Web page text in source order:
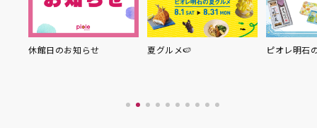
休館日のお知らせ 夏グルメ🍉 ピオレ明石